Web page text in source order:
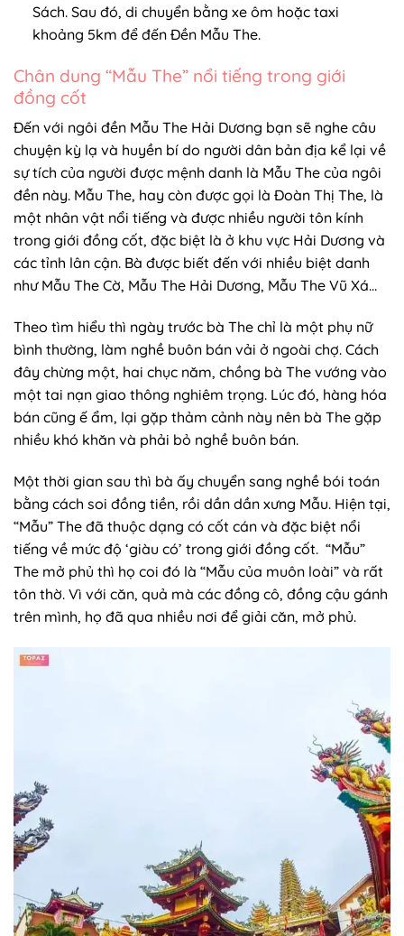
Sách. Sau đó, di chuyển bằng xe ôm hoặc taxi
khoảng 5km để đến Đền Mẫu The.
Chân dung “Mẫu The” nổi tiếng trong giới
đồng cốt
Đến với ngôi đền Mẫu The Hải Dương bạn sẽ nghe câu
chuyện kỳ lạ và huyền bí do người dân bản địa kể lại về
sự tích của người được mệnh danh là Mẫu The của ngôi
đền này. Mẫu The, hay còn được gọi là Đoàn Thị The, là
một nhân vật nổi tiếng và được nhiều người tôn kính
trong giới đồng cốt, đặc biệt là ở khu vực Hải Dương và
các tỉnh lân cận. Bà được biết đến với nhiều biệt danh
như Mẫu The Cờ, Mẫu The Hải Dương, Mẫu The Vũ Xá…
Theo tìm hiểu thì ngày trước bà The chỉ là một phụ nữ
bình thường, làm nghề buôn bán vải ở ngoài chợ. Cách
đây chừng một, hai chục năm, chồng bà The vướng vào
một tai nạn giao thông nghiêm trọng. Lúc đó, hàng hóa
bán cũng ế ẩm, lại gặp thảm cảnh này nên bà The gặp
nhiều khó khăn và phải bỏ nghề buôn bán.
Một thời gian sau thì bà ấy chuyển sang nghề bói toán
bằng cách soi đồng tiền, rồi dần dần xưng Mẫu. Hiện tại,
“Mẫu” The đã thuộc dạng có cốt cán và đặc biệt nổi
tiếng về mức độ ‘giàu có’ trong giới đồng cốt. “Mẫu”
The mở phủ thì họ coi đó là “Mẫu của muôn loài” và rất
tôn thờ. Vì với căn, quả mà các đồng cô, đồng cậu gánh
trên mình, họ đã qua nhiều nơi để giải căn, mở phủ.